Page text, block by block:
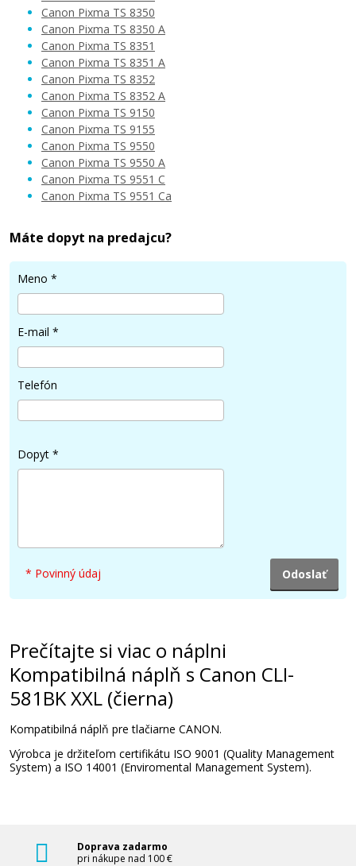
12,90 €
Pridať do košíka
Kompatibilná náplň s Canon PGI-580PGBK
XXL (čierna)
Kompatibilná náplň
Pridať do košíka
Súprava kompatibilných náplní
Pridať do košíka
580XXL/CLI-581XXL BK/C/M/Y
Súprava kompatibilných náplní
Canon Pixma TS 8350
Canon Pixma TS 8350 A
Canon Pixma TS 8351
Canon Pixma TS 8351 A
Canon Pixma TS 8352
Canon Pixma TS 8352 A
Canon Pixma TS 9150
Canon Pixma TS 9155
Canon Pixma TS 9550
Canon Pixma TS 9550 A
Canon Pixma TS 9551 C
Canon Pixma TS 9551 Ca
Máte dopyt na predajcu?
Meno *
E-mail *
Telefón
Dopyt *
* Povinný údaj
Prečítajte si viac o náplni
Kompatibilná náplň s Canon CLI-
581BK XXL (čierna)
Kompatibilná náplň pre tlačiarne CANON.
Výrobca je držiteľom certifikátu ISO 9001 (Quality Management
System) a ISO 14001 (Enviromental Management System).
Doprava zadarmo
pri nákupe nad 100 €